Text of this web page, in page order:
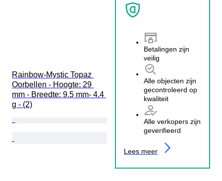
Betalingen zijn
veilig
Alle objecten zijn
gecontroleerd op
kwaliteit
Alle verkopers zijn
geverifieerd
Lees meer
Rainbow-Mystic Topaz
Oorbellen - Hoogte: 29
mm - Breedte: 9.5 mm- 4.4
g - (2)